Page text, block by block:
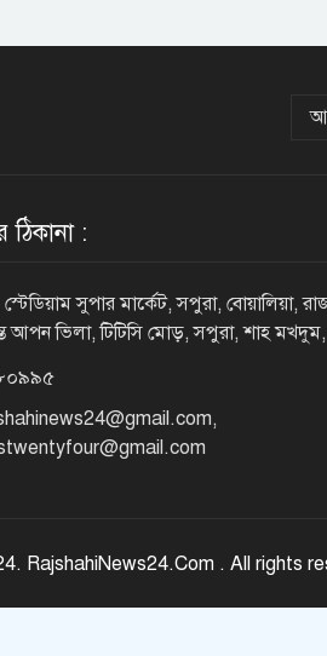
:
সুপার মার্কেট, সপুরা, বোয়ালিয়া,
আপন ভিলা, টিটিসি মোড়, সপুরা, শাহ মখদুম,
,
RajshahiNews24.Com . All rights